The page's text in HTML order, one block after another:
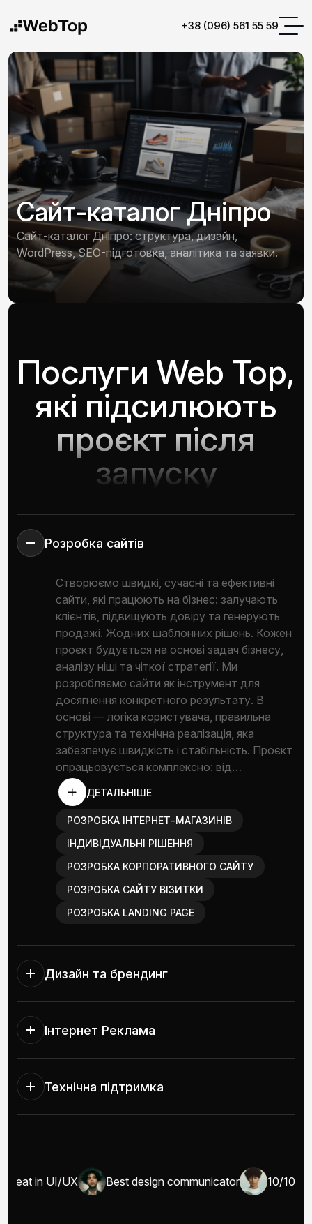
+38 (096) 561 55 59
Сайт-каталог Дніпро
Сайт-каталог Дніпро: структура, дизайн,
WordPress, SEO-підготовка, аналітика та заявки.
Послуги Web Top,
які підсилюють
проєкт після
запуску
Розробка сайтів
Створюємо швидкі, сучасні та ефективні
сайти, які працюють на бізнес: залучають
клієнтів, підвищують довіру та генерують
продажі. Жодних шаблонних рішень. Кожен
проєкт будується на основі задач бізнесу,
аналізу ніші та чіткої стратегії. Ми
розробляємо сайти як інструмент для
досягнення конкретного результату. В
основі — логіка користувача, правильна
структура та технічна реалізація, яка
забезпечує швидкість і стабільність. Проєкт
опрацьовується комплексно: від…
ДЕТАЛЬНІШЕ
РОЗРОБКА ІНТЕРНЕТ-МАГАЗИНІВ
ІНДИВІДУАЛЬНІ РІШЕННЯ
РОЗРОБКА КОРПОРАТИВНОГО САЙТУ
РОЗРОБКА САЙТУ ВІЗИТКИ
РОЗРОБКА LANDING PAGE
Дизайн та брендинг
Інтернет Реклама
Технічна підтримка
in UI/UX Best design communicator 10/10